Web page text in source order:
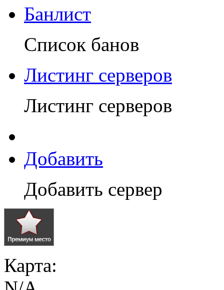
Банлист
Список банов
Листинг серверов
Листинг серверов
Добавить
Добавить сервер
Карта: